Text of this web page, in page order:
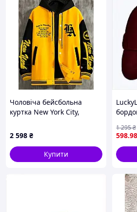
Чоловіча бейсбольна
куртка New York City,
невеликим стрейчем,
стандартного крою,
бейсбольний комір,
2 598 ₴
Купити
598.98
1 295₴